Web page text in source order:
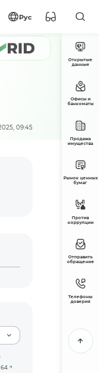
Рус
09:45
Открытые
данные
Офисы и
банкоматы
Продажа
имущества
Рынок ценных
бумаг
Против
коррупции
Отправить
обращение
Телефоны
доверия